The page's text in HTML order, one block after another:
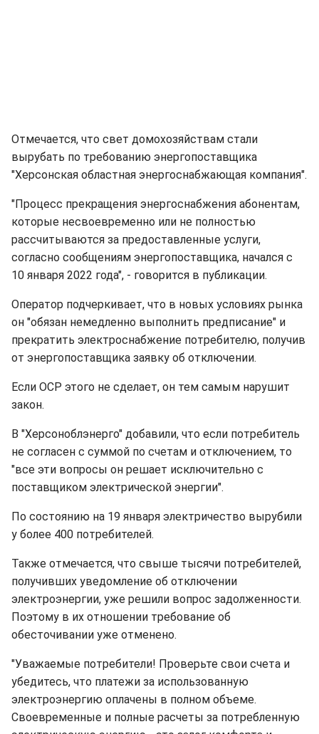
Отмечается, что свет домохозяйствам стали
вырубать по требованию энергопоставщика
"Херсонская областная энергоснабжающая компания".
"Процесс прекращения энергоснабжения абонентам,
которые несвоевременно или не полностью
рассчитываются за предоставленные услуги,
согласно сообщениям энергопоставщика, начался с
10 января 2022 года", - говорится в публикации.
Оператор подчеркивает, что в новых условиях рынка
он "обязан немедленно выполнить предписание" и
прекратить электроснабжение потребителю, получив
от энергопоставщика заявку об отключении.
Если ОСР этого не сделает, он тем самым нарушит
закон.
В "Херсоноблэнерго" добавили, что если потребитель
не согласен с суммой по счетам и отключением, то
"все эти вопросы он решает исключительно с
поставщиком электрической энергии".
По состоянию на 19 января электричество вырубили
у более 400 потребителей.
Также отмечается, что свыше тысячи потребителей,
получивших уведомление об отключении
электроэнергии, уже решили вопрос задолженности.
Поэтому в их отношении требование об
обесточивании уже отменено.
"Уважаемые потребители! Проверьте свои счета и
убедитесь, что платежи за использованную
электроэнергию оплачены в полном объеме.
Своевременные и полные расчеты за потребленную